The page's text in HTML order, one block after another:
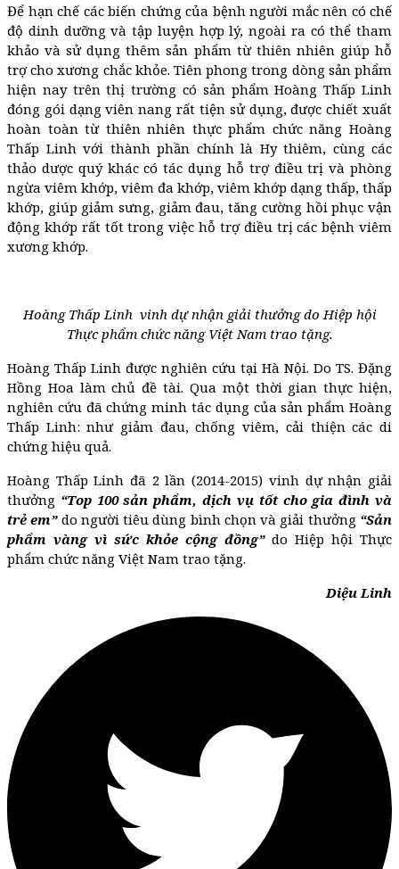
Để hạn chế các biến chứng của bệnh người mắc nên có chế
độ dinh dưỡng và tập luyện hợp lý, ngoài ra có thể tham
khảo và sử dụng thêm sản phẩm từ thiên nhiên giúp hỗ
trợ cho xương chắc khỏe. Tiên phong trong dòng sản phẩm
hiện nay trên thị trường có sản phẩm Hoàng Thấp Linh
đóng gói dạng viên nang rất tiện sử dụng, được chiết xuất
hoàn toàn từ thiên nhiên thực phẩm chức năng Hoàng
Thấp Linh với thành phần chính là Hy thiêm, cùng các
thảo dược quý khác có tác dụng hỗ trợ điều trị và phòng
ngừa viêm khớp, viêm đa khớp, viêm khớp dạng thấp, thấp
khớp, giúp giảm sưng, giảm đau, tăng cường hồi phục vận
động khớp rất tốt trong việc hỗ trợ điều trị các bệnh viêm
xương khớp.
Hoàng Thấp Linh vinh dự nhận giải thưởng do Hiệp hội
Thực phẩm chức năng Việt Nam trao tặng.
Hoàng Thấp Linh được nghiên cứu tại Hà Nội. Do TS. Đặng
Hồng Hoa làm chủ đề tài. Qua một thời gian thực hiện,
nghiên cứu đã chứng minh tác dụng của sản phẩm Hoàng
Thấp Linh: như giảm đau, chống viêm, cải thiện các di
chứng hiệu quả.
Hoàng Thấp Linh đã 2 lần (2014-2015) vinh dự nhận giải
thưởng “Top 100 sản phẩm, dịch vụ tốt cho gia đình và
trẻ em”do người tiêu dùng bình chọn và giải thưởng “Sản
phẩm vàng vì sức khỏe cộng đồng”do Hiệp hội Thực
phẩm chức năng Việt Nam trao tặng.
Diệu Linh